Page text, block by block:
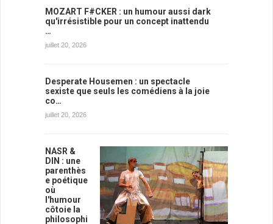
MOZART F#CKER : un humour aussi dark
qu'irrésistible pour un concept inattendu
…
juillet 20, 2026
Desperate Housemen : un spectacle
sexiste que seuls les comédiens à la joie
co…
juillet 20, 2026
NASR &
DIN : une
parenthès
e poétique
où
l'humour
côtoie la
philosophi